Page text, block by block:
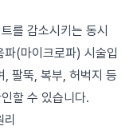
를 감소시키는 동시
파(마이크로파) 시술입
팔뚝, 복부, 허벅지 등
할 수 있습니다.